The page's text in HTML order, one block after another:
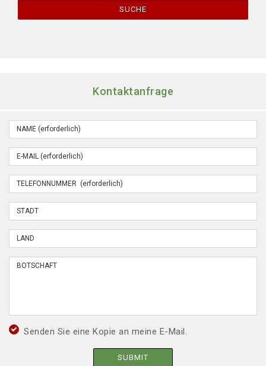
SUCHE
Kontaktanfrage
Senden Sie eine Kopie an meine E-Mail.
SUBMIT